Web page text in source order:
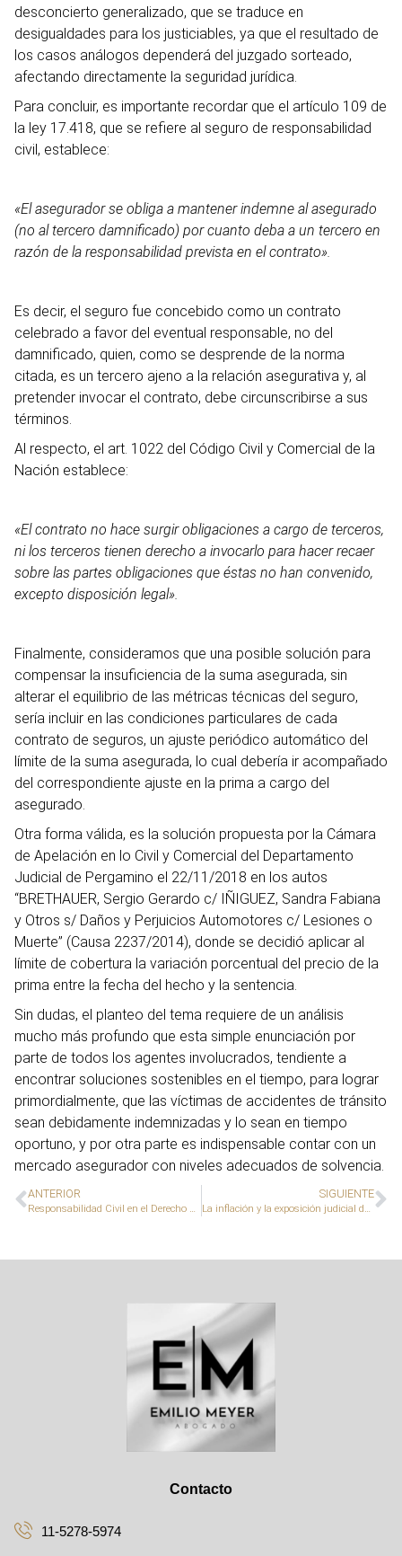
desconcierto generalizado, que se traduce en
desigualdades para los justiciables, ya que el resultado de
los casos análogos dependerá del juzgado sorteado,
afectando directamente la seguridad jurídica.
Para concluir, es importante recordar que el artículo 109 de
la ley 17.418, que se refiere al seguro de responsabilidad
civil, establece:
«El asegurador se obliga a mantener indemne al asegurado
(no al tercero damnificado) por cuanto deba a un tercero en
razón de la responsabilidad prevista en el contrato».
Es decir, el seguro fue concebido como un contrato
celebrado a favor del eventual responsable, no del
damnificado, quien, como se desprende de la norma
citada, es un tercero ajeno a la relación asegurativa y, al
pretender invocar el contrato, debe circunscribirse a sus
términos.
Al respecto, el art. 1022 del Código Civil y Comercial de la
Nación establece:
«El contrato no hace surgir obligaciones a cargo de terceros,
ni los terceros tienen derecho a invocarlo para hacer recaer
sobre las partes obligaciones que éstas no han convenido,
excepto disposición legal».
Finalmente, consideramos que una posible solución para
compensar la insuficiencia de la suma asegurada, sin
alterar el equilibrio de las métricas técnicas del seguro,
sería incluir en las condiciones particulares de cada
contrato de seguros, un ajuste periódico automático del
límite de la suma asegurada, lo cual debería ir acompañado
del correspondiente ajuste en la prima a cargo del
asegurado.
Otra forma válida, es la solución propuesta por la Cámara
de Apelación en lo Civil y Comercial del Departamento
Judicial de Pergamino el 22/11/2018 en los autos
“BRETHAUER, Sergio Gerardo c/ IÑIGUEZ, Sandra Fabiana
y Otros s/ Daños y Perjuicios Automotores c/ Lesiones o
Muerte” (Causa 2237/2014), donde se decidió aplicar al
límite de cobertura la variación porcentual del precio de la
prima entre la fecha del hecho y la sentencia.
Sin dudas, el planteo del tema requiere de un análisis
mucho más profundo que esta simple enunciación por
parte de todos los agentes involucrados, tendiente a
encontrar soluciones sostenibles en el tiempo, para lograr
primordialmente, que las víctimas de accidentes de tránsito
sean debidamente indemnizadas y lo sean en tiempo
oportuno, y por otra parte es indispensable contar con un
mercado asegurador con niveles adecuados de solvencia.
ANTERIOR
Responsabilidad Civil en el Derecho Positivo Argentino: Elementos y Análisis del Código Civil y Comercial de la Nación
SIGUIENTE
La inflación y la exposición judicial de los siniestros del Ramo Automotor socava la solvencia de las aseguradoras
Contacto
11-5278-5974